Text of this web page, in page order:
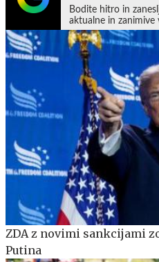
Bodite hitro in
aktualne in zanimive
ZDA z novimi sankcijami
Putina